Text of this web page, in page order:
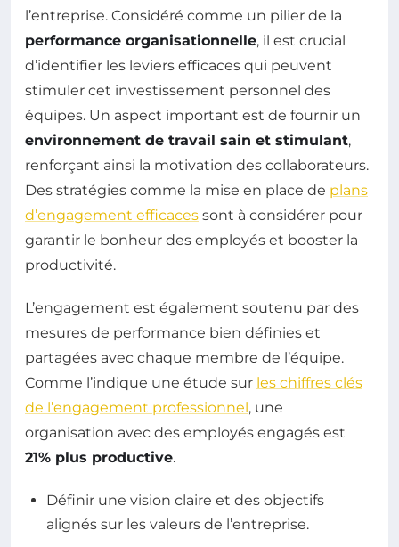
l’entreprise. Considéré comme un pilier de la
performance organisationnelle, il est crucial
d’identifier les leviers efficaces qui peuvent
stimuler cet investissement personnel des
équipes. Un aspect important est de fournir un
environnement de travail sain et stimulant,
renforçant ainsi la motivation des collaborateurs.
Des stratégies comme la mise en place de plans
d’engagement efficaces sont à considérer pour
garantir le bonheur des employés et booster la
productivité.
L’engagement est également soutenu par des
mesures de performance bien définies et
partagées avec chaque membre de l’équipe.
Comme l’indique une étude sur les chiffres clés
de l’engagement professionnel, une
organisation avec des employés engagés est
21% plus productive.
Définir une vision claire et des objectifs
alignés sur les valeurs de l’entreprise.